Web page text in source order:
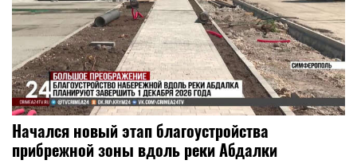
Начался новый этап благоустройства
прибрежной зоны вдоль реки Абдалки